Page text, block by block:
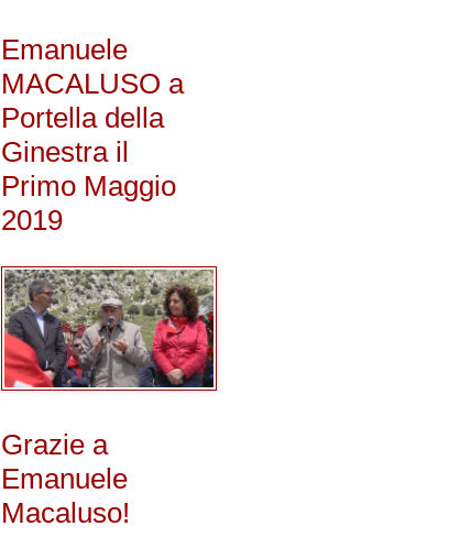
Emanuele
MACALUSO a
Portella della
Ginestra il
Primo Maggio
2019
Grazie a
Emanuele
Macaluso!